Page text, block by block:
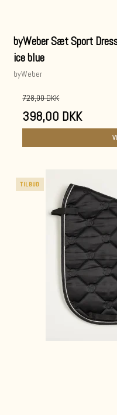
byWeber Sæt Sport
ice blue
byWeber
728,00 DKK
398,00 DKK
TILBUD